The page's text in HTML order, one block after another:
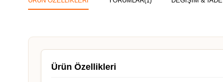
Ürün Özellikleri